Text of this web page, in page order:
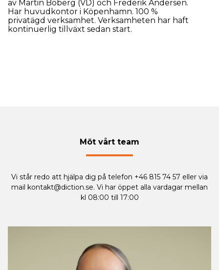
av Martin Boberg (VD) och Frederik Andersen.
Har huvudkontor i Köpenhamn. 100 %
privatägd verksamhet. Verksamheten har haft
kontinuerlig tillväxt sedan start.
Möt vårt team
Vi står redo att hjälpa dig på telefon +46 815 74 57 eller via
mail kontakt@diction.se. Vi har öppet alla vardagar mellan
kl 08:00 till 17:00